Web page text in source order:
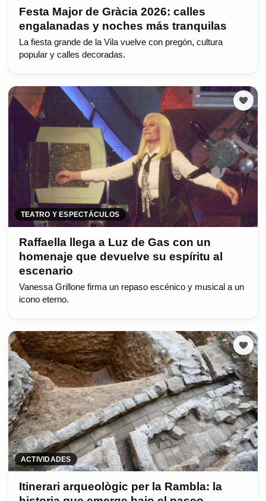
Festa Major de Gràcia 2026: calles
engalanadas y noches más tranquilas
La fiesta grande de la Vila vuelve con pregón, cultura
popular y calles decoradas.
TEATRO Y ESPECTÁCULOS
Raffaella llega a Luz de Gas con un
homenaje que devuelve su espíritu al
escenario
Vanessa Grillone firma un repaso escénico y musical a un
icono eterno.
ACTIVIDADES
Itinerari arqueològic per la Rambla: la